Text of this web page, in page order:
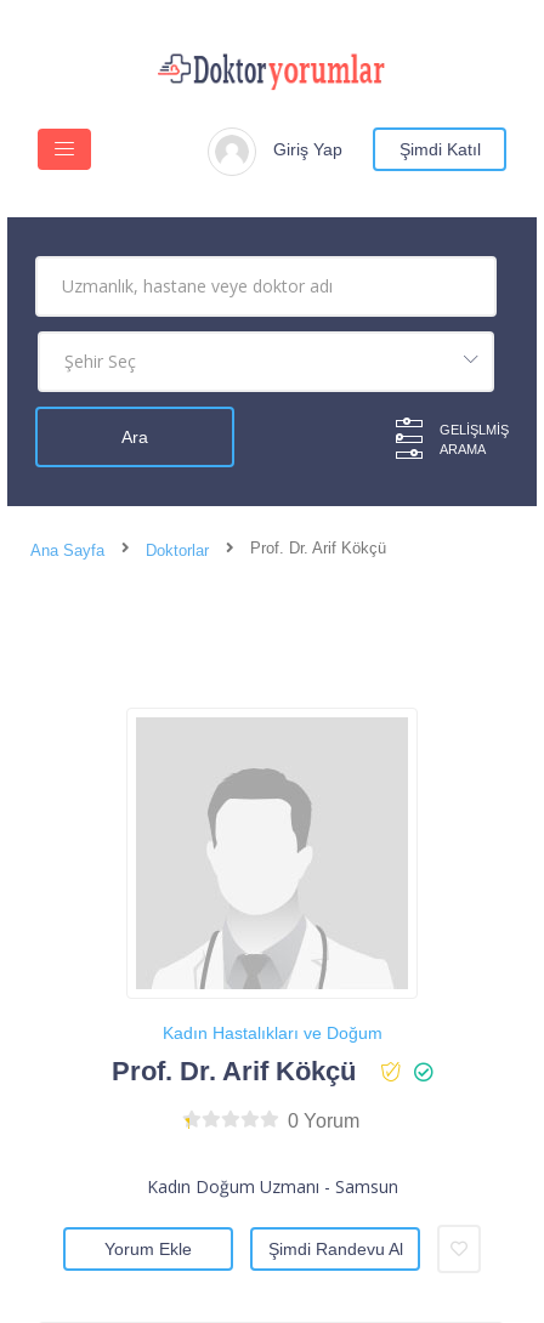
Giriş Yap Şimdi Katıl
GELIŞLMIŞ
ARAMA
Ana Sayfa Doktorlar Prof. Dr. Arif Kökçü
Kadın Hastalıkları ve Doğum
Prof. Dr. Arif Kökçü
0 Yorum
Kadın Doğum Uzmanı - Samsun
Yorum Ekle Şimdi Randevu Al